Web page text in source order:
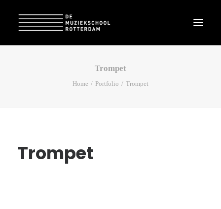
Trompet
Home Portfolio Trompet
Trompet